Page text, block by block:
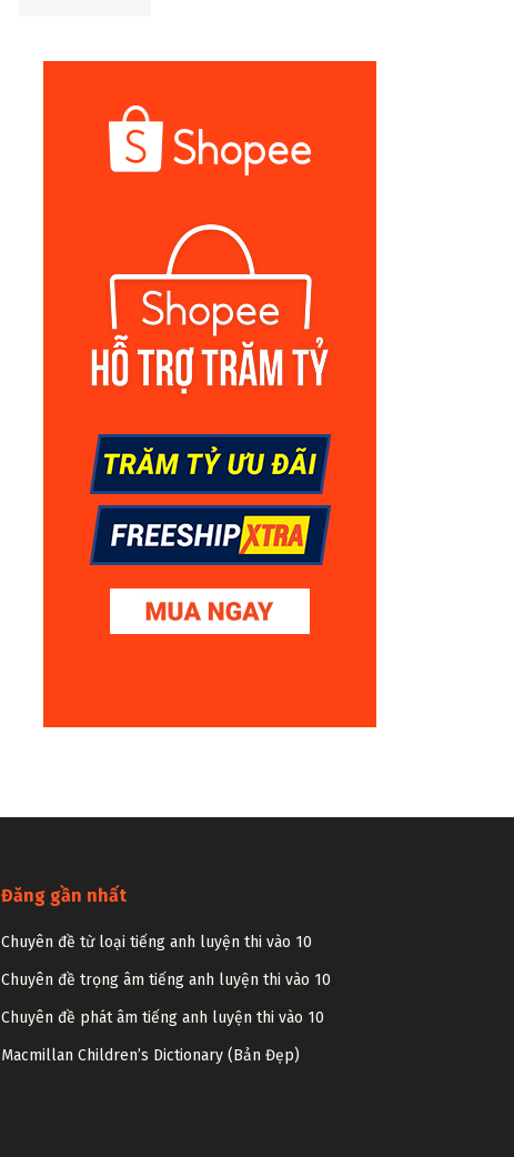
Đăng gần nhất
Chuyên đề từ loại tiếng anh luyện thi vào 10
Chuyên đề trọng âm tiếng anh luyện thi vào 10
Chuyên đề phát âm tiếng anh luyện thi vào 10
Macmillan Children’s Dictionary (Bản Đẹp)